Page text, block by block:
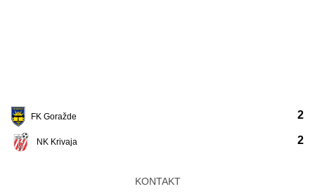
FK Goražde
NK Krivaja
2
2
KONTAKT